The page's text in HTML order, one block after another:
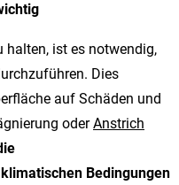
halten, ist es notwendig,
Dies
auf Schäden und
oderAnstrich
Bedingungen